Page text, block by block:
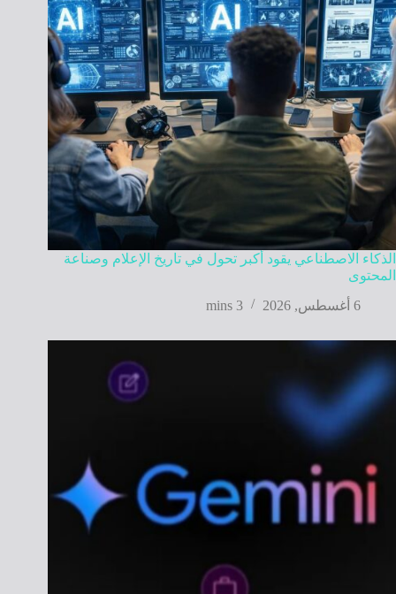
الذكاء الاصطناعي يقود أكبر تحول في تاريخ الإعلام وصناعة
المحتوى
6 أغسطس, 2026
3 mins